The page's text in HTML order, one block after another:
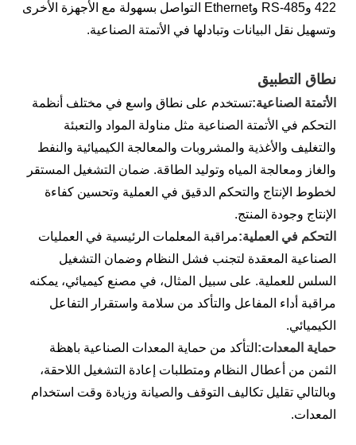
422 وRS-485 وEthernet التواصل بسهولة مع الأجهزة الأخرى
وتسهيل نقل البيانات وتبادلها في الأتمتة الصناعية.
نطاق التطبيق
الأتمتة الصناعية:تستخدم على نطاق واسع في مختلف أنظمة
التحكم في الأتمتة الصناعية مثل مناولة المواد والتعبئة
والتغليف والأغذية والمشروبات والمعالجة الكيميائية والنفط
والغاز ومعالجة المياه وتوليد الطاقة. ضمان التشغيل المستقر
لخطوط الإنتاج والتحكم الدقيق في العملية وتحسين كفاءة
الإنتاج وجودة المنتج.
التحكم في العملية:مراقبة المعلمات الرئيسية في العمليات
الصناعية المعقدة لتجنب فشل النظام وضمان التشغيل
السلس للعملية. على سبيل المثال، في مصنع كيميائي، يمكنه
مراقبة أداء المفاعل والتأكد من سلامة واستقرار التفاعل
الكيميائي.
حماية المعدات: التأكد من حماية المعدات الصناعية باهظة
الثمن من أعطال النظام ومتطلبات إعادة التشغيل اللاحقة،
وبالتالي تقليل تكاليف التوقف والصيانة وزيادة وقت استخدام
المعدات.